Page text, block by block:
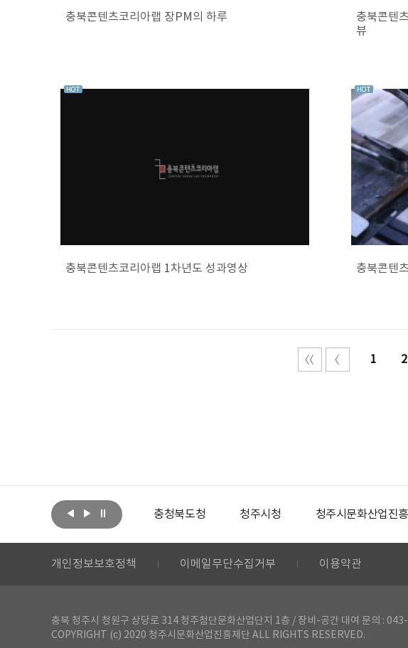
충북콘텐츠코리아랩 장PM의 하루
충북콘텐
뷰
충북콘텐츠코리아랩 1차년도 성과영상 충북콘텐
1 2
문화체육관광부 충청북도청 청주시청 청주시문화산업진
개인정보보호정책 이메일무단수집거부 이용약관
충북 청주시 청원구 상당로 314 청주첨단문화산업단지 1층 / 장비-공간 대여 문의
COPYRIGHT (c) 2020 청주시문화산업진흥재단 ALL RIGHTS RESERVED.